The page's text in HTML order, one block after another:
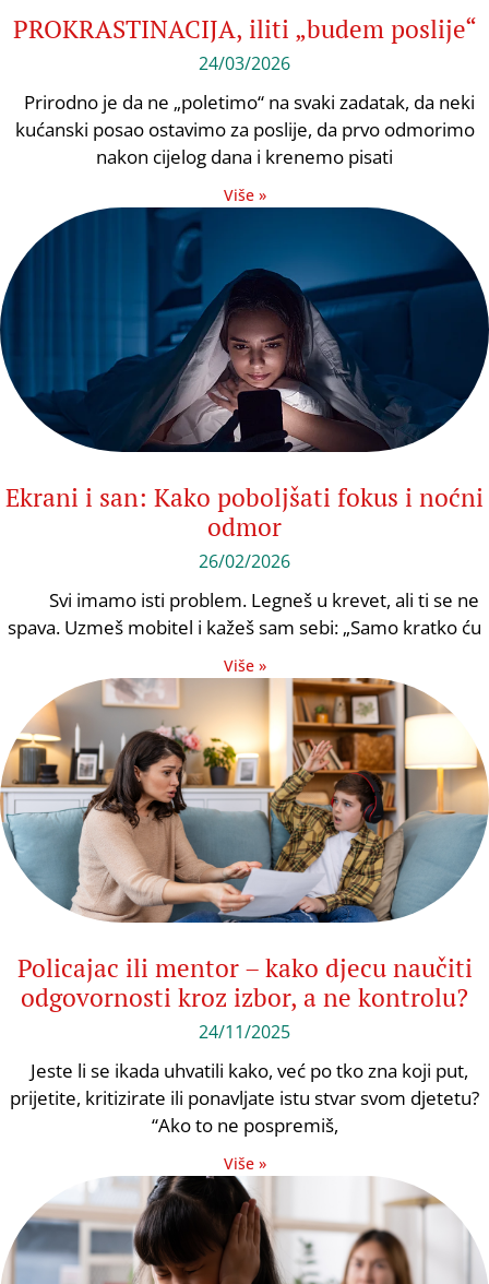
PROKRASTINACIJA, iliti „budem poslije“
24/03/2026
Prirodno je da ne „poletimo“ na svaki zadatak, da neki
kućanski posao ostavimo za poslije, da prvo odmorimo
nakon cijelog dana i krenemo pisati
Više »
Ekrani i san: Kako poboljšati fokus i noćni
odmor
26/02/2026
Svi imamo isti problem. Legneš u krevet, ali ti se ne
spava. Uzmeš mobitel i kažeš sam sebi: „Samo kratko ću
Više »
Policajac ili mentor – kako djecu naučiti
odgovornosti kroz izbor, a ne kontrolu?
24/11/2025
Jeste li se ikada uhvatili kako, već po tko zna koji put,
prijetite, kritizirate ili ponavljate istu stvar svom djetetu?
“Ako to ne pospremiš,
Više »